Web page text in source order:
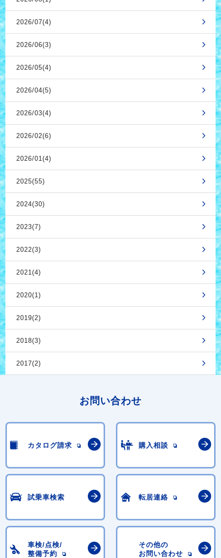
2026/07(4)
2026/06(3)
2026/05(4)
2026/04(5)
2026/03(4)
2026/02(6)
2026/01(4)
2025(55)
2024(30)
2023(7)
2022(3)
2021(4)
2020(1)
2019(2)
2018(3)
2017(2)
お問い合わせ
カタログ請求 購入相談
試乗車検索 転居連絡
車検/点検/
整備予約
その他の
お問い合わせ